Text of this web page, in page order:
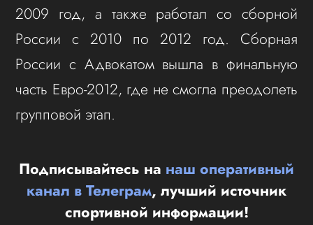
2009 год, а также работал со сборной
России с 2010 по 2012 год. Сборная
России с Адвокатом вышла в финальную
часть Евро-2012, где не смогла преодолеть
групповой этап.
Подписывайтесь на наш оперативный
канал в Телеграм, лучший источник
спортивной информации!